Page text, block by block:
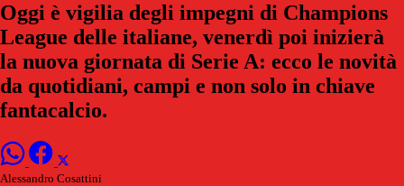
Oggi è vigilia degli impegni di Champions
League delle italiane, venerdì poi inizierà
la nuova giornata di Serie A: ecco le novità
da quotidiani, campi e non solo in chiave
fantacalcio.
Alessandro Cosattini